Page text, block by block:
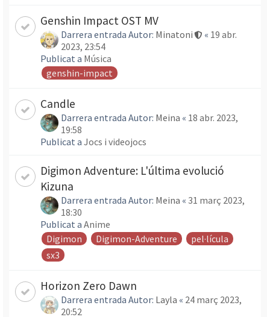
Genshin Impact OST MV
Darrera entrada Autor: Minatoni « 19 abr.
2023, 23:54
Publicat a Música
genshin-impact
Candle
Darrera entrada Autor: Meina « 18 abr. 2023,
19:58
Publicat a Jocs i videojocs
Digimon Adventure: L'última evolució
Kizuna
Darrera entrada Autor: Meina « 31 març 2023,
18:30
Publicat a Anime
Digimon
Digimon-Adventure
pel·lícula
sx3
Horizon Zero Dawn
Darrera entrada Autor: Layla « 24 març 2023,
20:52